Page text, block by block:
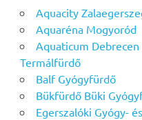
Aquacity
Aquaréna Mogyoród
Aquaticum
Termálfürdő
Balf Gyógyfürdő
Bükfürdő Büki
Egerszalóki Gyógy-